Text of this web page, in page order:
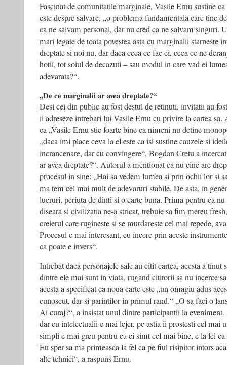
Fascinat de comunitatile marginale, Vasile Ernu sustine
este despre salvare, „o problema fundamentala care tine
ca ne salvam personal, dar nu cred ca ne salvam singuri.
mari legate de toata povestea asta cu marginalii starneste
dreptate si noi nu, dar daca ceea ce fac ei, ceea ce ne
hotii, tot soiul de decazuti – sau modul in care vad ei
adevarata?“.
„De ce marginalii ar avea dreptate?“
Desi cei din public au fost destul de retinuti, invitatii au
ii adreseze intrebari lui Vasile Ernu cu privire la cartea sa.
ca „Vasile Ernu stie foarte bine ca nimeni nu detine
„daca imi place ceva la el este ca isi sustine cauzele si
incrancenare, dar cu convingere“, Bogdan Cretu a
ar avea dreptate?“. Autorul a mentionat ca nu cine are
procesul in sine: „Hai sa vedem lumea si prin ochii lor si
ma tem cel mai mult de adevaruri stabile. De asta, in
lucruri, periuta de dinti si o carte buna. Prima pentru ca
diseara si civilizatia ne-a stricat, trebuie sa fim mereu
creierul care rugineste si se murdareste cel mai repede,
Procesul e mai interesant, eu incerc prin aceste
ca poate e invers“.
Intrebat daca personajele sale au citit cartea, acesta a tinut
dintre ele mai sunt in viata, rugand cititorii sa nu incerce
acesta a specificat ca noua carte este „un omagiu adus
cunoscut, dar si parintilor in primul rand.“ „O sa faci o
Ai curaj?“, a insistat unul dintre participantii la
dar cu intelectualii e mai lejer, pe astia ii prostesti cel mai
simpli e mai greu pentru ca ei simt cel mai bine, e la fel
Eu sper sa ma primeasca la fel ca pe fiul risipitor intors
alte tehnici“, a raspuns Ernu.